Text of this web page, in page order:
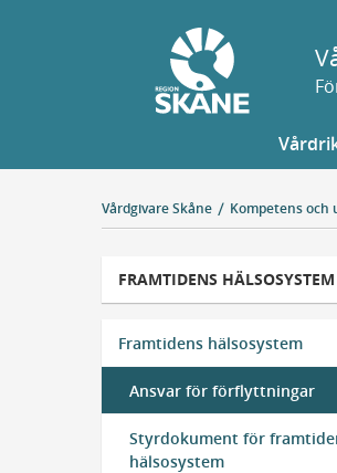
Vårdgivare Skåne Kompetens och
FRAMTIDENS HÄLSOSYSTEM
Framtidens hälsosystem
Ansvar för förflyttningar
Styrdokument för
hälsosystem